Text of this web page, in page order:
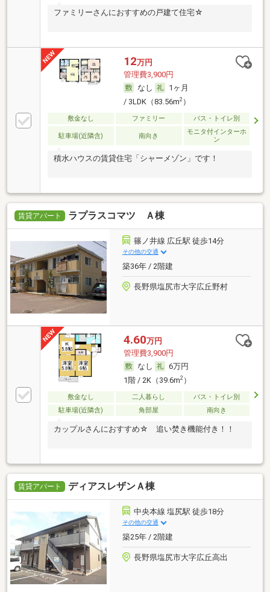
ファミリーさんにおすすめの戸建て住宅☆
12万円
管理費3,900円
なし
1ヶ月
/ 3LDK（83.56m2）
敷金なし ファミリー バス・トイレ別
駐車場(近隣含) 南向き
モニタ付インターホ
ン
積水ハウスの賃貸住宅「シャーメゾン」です！
賃貸アパート ラプラスコマツ Ａ棟
篠ノ井線 広丘駅 徒歩14分
その他の交通
築36年 / 2階建
長野県塩尻市大字広丘野村
4.60万円
管理費3,900円
なし
6万円
1階 / 2K（39.6m2）
敷金なし 二人暮らし
バス・トイレ別
駐車場(近隣含)
角部屋 南向き
カップルさんにおすすめ☆ 追い焚き機能付き！！
賃貸アパート ディアスレザンＡ棟
中央本線 塩尻駅 徒歩18分
その他の交通
築25年 / 2階建
長野県塩尻市大字広丘高出